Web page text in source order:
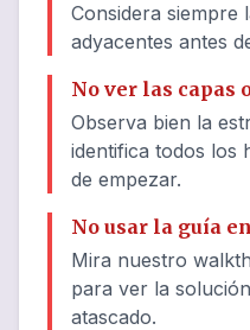
Considera siempre
adyacentes antes
No ver las capas
Observa bien la
identifica todos los
de empezar.
No usar la guía
Mira nuestro
para ver la
atascado.